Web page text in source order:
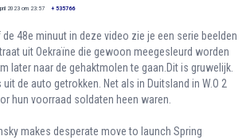
2023 om 23:57 + 535766
48e minuut in deze video zie je een serie beelden
uit Oekraïne die gewoon meegesleurd worden
later naar de gehaktmolen te gaan.Dit is gruwelijk.
de auto getrokken. Net als in Duitsland in W.O 2
hun voorraad soldaten heen waren.
makes desperate move to launch Spring